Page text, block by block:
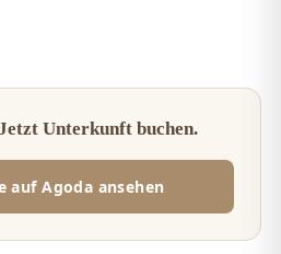
Unterkunft buchen.
auf Agoda ansehen